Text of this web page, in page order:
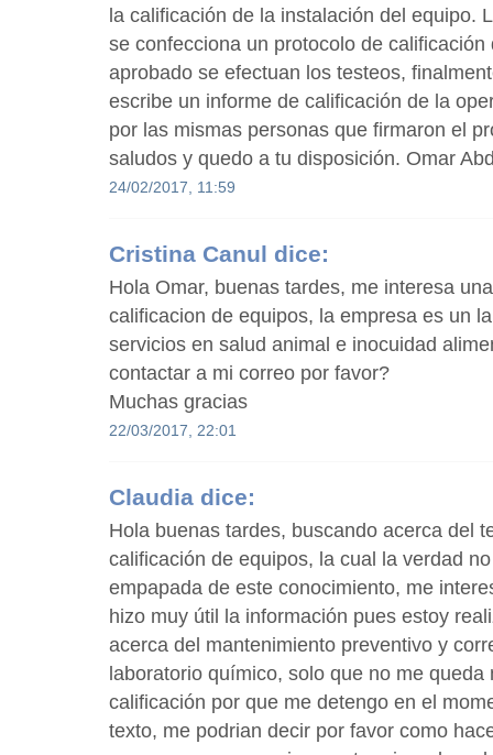
la calificación de la instalación del equipo.
se confecciona un protocolo de
aprobado se efectuan los testeos,
escribe un informe de calificación de la
por las mismas personas que firmaron el
saludos y quedo a tu disposición. Omar
24/02/2017, 11:59
Cristina Canul dice:
Hola Omar, buenas tardes, me interesa
calificacion de equipos, la empresa es un
servicios en salud animal e inocuidad
contactar a mi correo por favor?
Muchas gracias
22/03/2017, 22:01
Claudia dice:
Hola buenas tardes, buscando acerca del
calificación de equipos, la cual la verdad
empapada de este conocimiento, me
hizo muy útil la información pues estoy
acerca del mantenimiento preventivo y
laboratorio químico, solo que no me
calificación por que me detengo en el
texto, me podrian decir por favor como